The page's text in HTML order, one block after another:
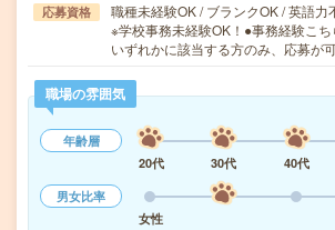
応募資格
職種未経験OK / ブランクOK / 英語力
※学校事務未経験OK！●事務経験こ
いずれかに該当する方のみ、応募
職場の雰囲気
年齢層
20代
30代 40代
男女比率
女性